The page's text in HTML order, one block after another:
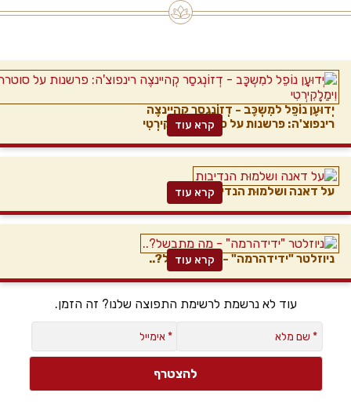
יְדוּעָן נוֹפֵל למִשְכָּב - דְזוֹנְגסַר קְהיינצֶה
רינפוצ'ה: פרשנות על סוטרת וִימַלָקִירְטִי
קרא עוד
על דאנה ושלמוּת הנדיבותקרא עוד
ניוזלטר "ידידהרמה" - מה מתבשל?..
קרא עוד
עוד לא נרשמת לרשימת התפוצה שלנו? זה הזמן.